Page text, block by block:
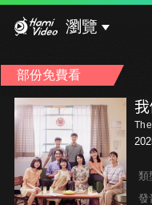
瀏覽
部份免費看
類
發